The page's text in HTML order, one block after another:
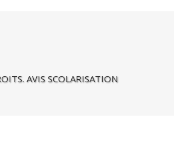
AVIS SCOLARISATION